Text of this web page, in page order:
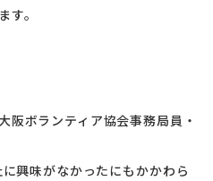
す。
ボランティア協会事務局員・
興味がなかったにもかかわら